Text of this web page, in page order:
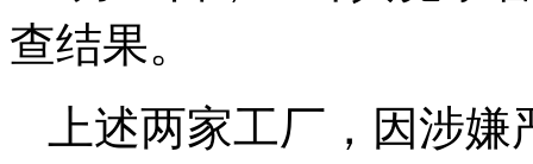
查结果。
上述两家工厂，因涉